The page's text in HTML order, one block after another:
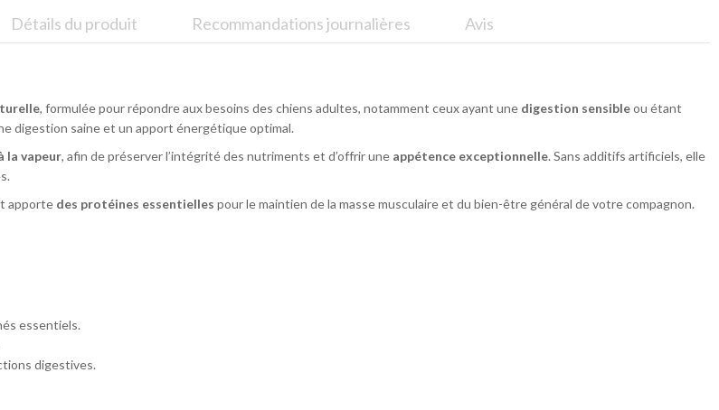
Détails du produit Recommandations journalières Avis
, formulée pour répondre aux besoins des chiens adultes, notamment ceux ayant une digestion sensibleou étant
digestion saine et un apport énergétique optimal.
la vapeur, afin de préserver l’intégrité des nutriments et d’offrir une appétence exceptionnelle. Sans additifs artificiels, elle
apporte des protéines essentielles pour le maintien de la masse musculaire et du bien-être général de votre compagnon.
essentiels.
digestives.